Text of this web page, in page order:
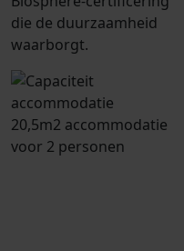
die de duurzaamheid
waarborgt.
20,5m2 accommodatie
voor 2 personen